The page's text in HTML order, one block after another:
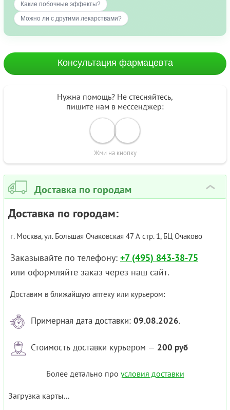
Какие побочные эффекты?
Можно ли с другими лекарствами?
Консультация фармацевта
Нужна помощь? Не стесняйтесь,
пишите нам в мессенджер:
Жми на кнопку
Доставка по городам ›
Доставка по городам:
г. Москва, ул. Большая Очаковская 47 А стр. 1, БЦ Очаково
Заказывайте по телефону: +7 (495) 843-38-75
или оформляйте заказ через наш сайт.
Доставим в ближайшую аптеку или курьером:
Примерная дата доставки: 09.08.2026.
Стоимость доставки курьером — 200 руб
Более детально про условия доставки
Загрузка карты...